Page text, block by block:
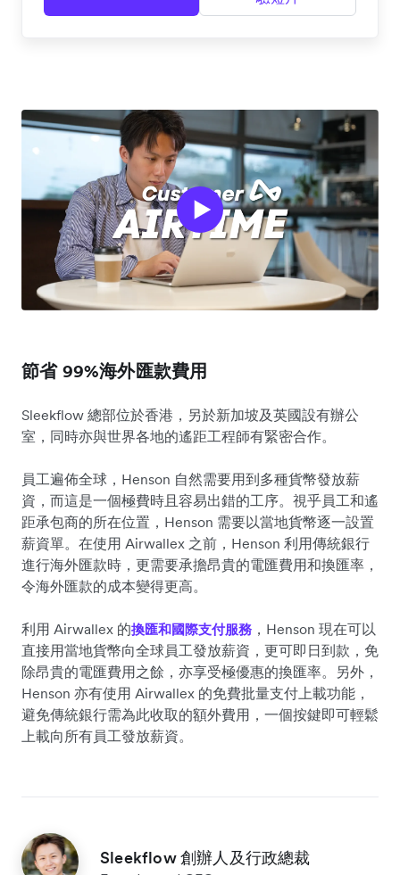
節省 99%海外匯款費用
Sleekflow 總部位於香港，另於新加坡及英國設有辦公
室，同時亦與世界各地的遙距工程師有緊密合作。
員工遍佈全球，Henson 自然需要用到多種貨幣發放薪
資，而這是一個極費時且容易出錯的工序。視乎員工和遙
距承包商的所在位置，Henson 需要以當地貨幣逐一設置
薪資單。在使用 Airwallex 之前，Henson 利用傳統銀行
進行海外匯款時，更需要承擔昂貴的電匯費用和換匯率，
令海外匯款的成本變得更高。
利用 Airwallex 的換匯和國際支付服務 ，Henson 現在可以
直接用當地貨幣向全球員工發放薪資，更可即日到款，免
除昂貴的電匯費用之餘，亦享受極優惠的換匯率。另外，
Henson 亦有使用 Airwallex 的免費批量支付上載功能，
避免傳統銀行需為此收取的額外費用，一個按鍵即可輕鬆
上載向所有員工發放薪資。
Sleekflow 創辦人及行政總裁